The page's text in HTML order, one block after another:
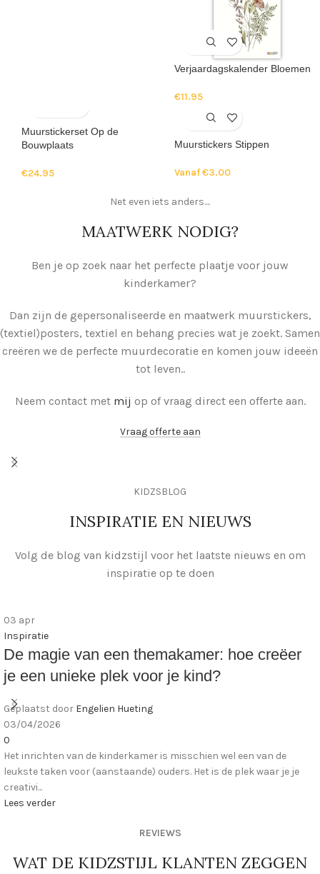
Verjaardagskalender Bloemen
€11.95
Muurstickerset Op de
Bouwplaats
€24.95
Muurstickers Stippen
Vanaf€3.00
Net even iets anders....
MAATWERK NODIG?
Ben je op zoek naar het perfecte plaatje voor jouw
kinderkamer?
Dan zijn de gepersonaliseerde en maatwerk muurstickers,
(textiel)posters, textiel en behang precies wat je zoekt. Samen
creëren we de perfecte muurdecoratie en komen jouw ideeën
tot leven..
Neem contact met mij op of vraag direct een offerte aan.
Vraag offerte aan
KIDZSBLOG
INSPIRATIE EN NIEUWS
Volg de blog van kidzstijl voor het laatste nieuws en om
inspiratie op te doen
03 apr
Inspiratie
De magie van een themakamer: hoe creëer
je een unieke plek voor je kind?
Geplaatst door Engelien Hueting
03/04/2026
0
Het inrichten van de kinderkamer is misschien wel een van de
leukste taken voor (aanstaande) ouders. Het is de plek waar je je
creativi...
Lees verder
REVIEWS
WAT DE KIDZSTIJL KLANTEN ZEGGEN